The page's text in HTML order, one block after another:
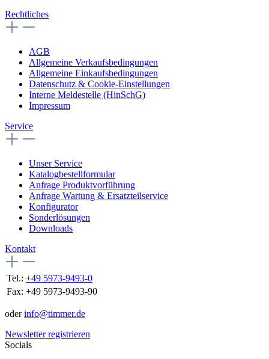
Rechtliches
AGB
Allgemeine Verkaufsbedingungen
Allgemeine Einkaufsbedingungen
Datenschutz & Cookie-Einstellungen
Interne Meldestelle (HinSchG)
Impressum
Service
Unser Service
Katalogbestellformular
Anfrage Produktvorführung
Anfrage Wartung & Ersatzteilservice
Konfigurator
Sonderlösungen
Downloads
Kontakt
Tel.: +49 5973-9493-0
Fax: +49 5973-9493-90
oderinfo@timmer.de
Newsletter registrieren
Socials